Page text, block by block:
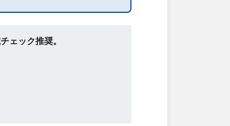
ェック推奨。